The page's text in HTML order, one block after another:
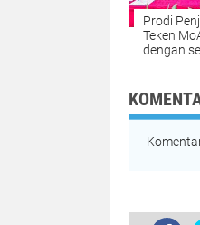
Prodi
Teken
dengan